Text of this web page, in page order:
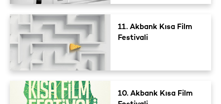
11. Akbank Kısa Film
Festivali
10. Akbank Kısa Film